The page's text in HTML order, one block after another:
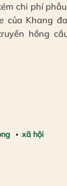
chi phí
của Khang
hồng
xã hội